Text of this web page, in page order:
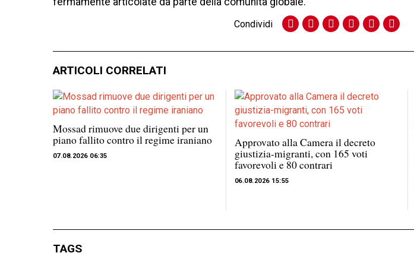
Condividi
ARTICOLI CORRELATI
Mossad rimuove due dirigenti per un
piano fallito contro il regime iraniano
07.08.2026 06:35
Approvato alla Camera il decreto
giustizia-migranti, con 165 voti
favorevoli e 80 contrari
06.08.2026 15:55
TAGS